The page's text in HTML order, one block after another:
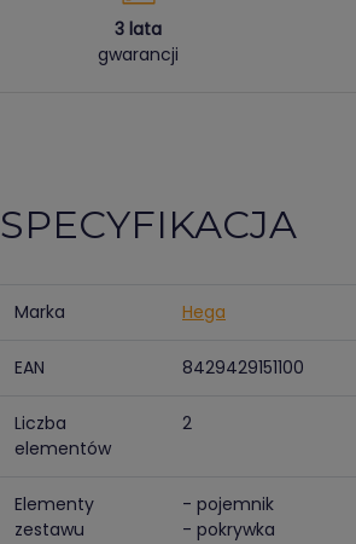
3 lata
gwarancji
SPECYFIKACJA
Marka Hega
EAN 8429429151100
Liczba
elementów
2
Elementy
zestawu
- pojemnik
- pokrywka